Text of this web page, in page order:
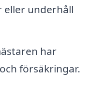
eller underhåll
har
försäkringar.